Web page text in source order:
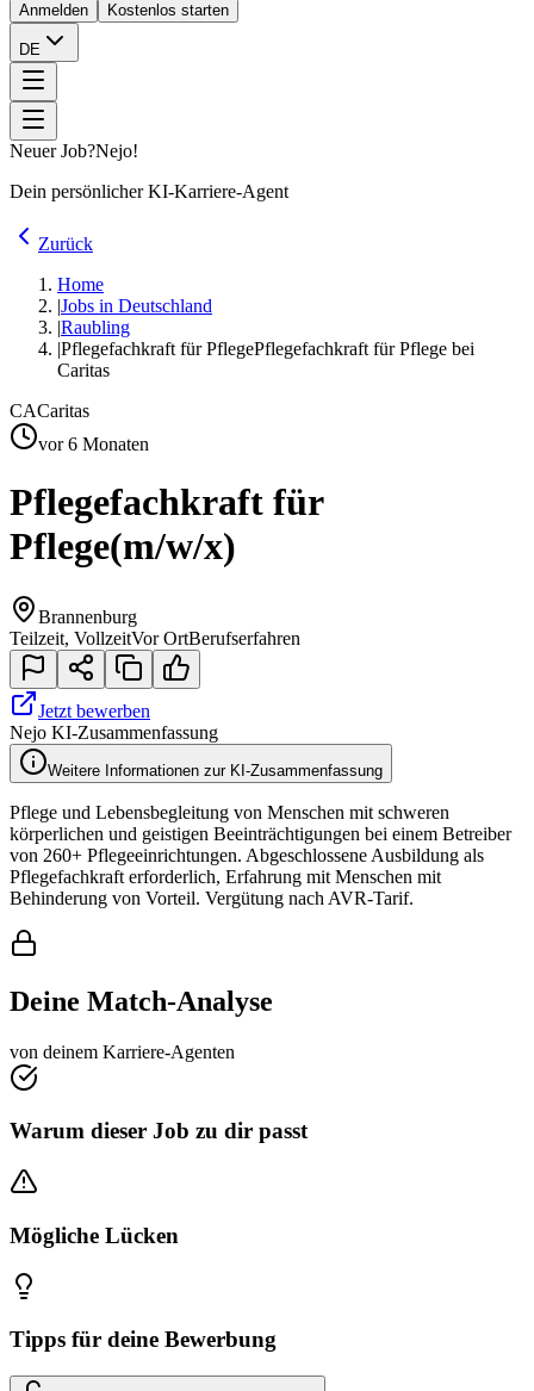
Anmelden
Kostenlos starten
DE
Neuer Job?Nejo!
Dein persönlicher KI-Karriere-Agent
Zurück
Home
|Jobs in Deutschland
|Raubling
|Pflegefachkraft für PflegePflegefachkraft für Pflege bei
Caritas
CACaritas
vor 6 Monaten
Pflegefachkraft für
Pflege(m/w/x)
Brannenburg
Teilzeit, VollzeitVor OrtBerufserfahren
Jetzt bewerben
Nejo KI-Zusammenfassung
Weitere Informationen zur KI-Zusammenfassung
Pflege und Lebensbegleitung von Menschen mit schweren
körperlichen und geistigen Beeinträchtigungen bei einem Betreiber
von 260+ Pflegeeinrichtungen. Abgeschlossene Ausbildung als
Pflegefachkraft erforderlich, Erfahrung mit Menschen mit
Behinderung von Vorteil. Vergütung nach AVR-Tarif.
Deine Match-Analyse
von deinem Karriere-Agenten
Warum dieser Job zu dir passt
Mögliche Lücken
Tipps für deine Bewerbung